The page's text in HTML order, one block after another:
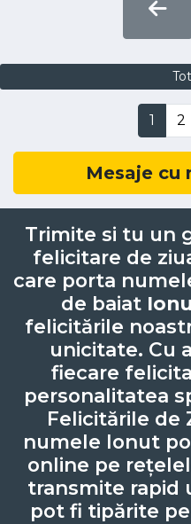
1 2
Mesaje cu
Trimite si tu un
felicitare de
care porta
de baiat
felicitările
unicitate. Cu
fiecare
personalitatea
Felicitările de
numele Ionut
online pe
transmite rapid
pot fi tipărite